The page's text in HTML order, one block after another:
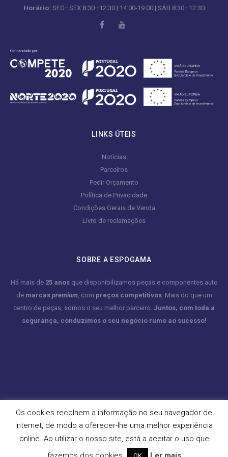
Horário: SEG–SEX 8:30–12:30 | 14:00-19:00 | SÁB 8:30–12:30
LINKS ÚTEIS
Notícias
Parceiros
Pedir Orçamento
Política de Privacidade
Condições Gerais de Venda
Livro de reclamações
SOBRE A ESPOGAMA
Há mais de 25 anosque disponibilizamos peças e componentes auto
de marcas premium, com preços competitivos. Mais do que um
centro de peças, somos o seu melhor parceiro. Juntos, com toda a
segurança, conduzimos o seu negócio rumo ao sucesso!
Os cookies recolhem a informação no seu navegador de
internet, de modo a oferecer-lhe uma melhor experiência
online. Ao utilizar o nosso site, está a aceitar o uso que